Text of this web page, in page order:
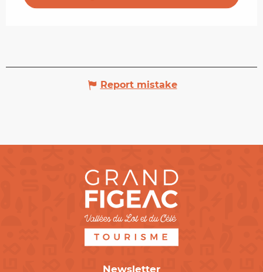
Report mistake
Newsletter